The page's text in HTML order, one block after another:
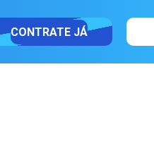
CONTRATE JÁ